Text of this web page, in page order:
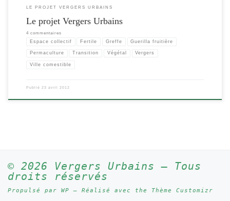
LE PROJET VERGERS URBAINS
Le projet Vergers Urbains
4 commentaires
Espace collectif Fertile Greffe Guerilla fruitière
Permaculture Transition Végétal Vergers
Ville comestible
Publié 23 avril 2012
© 2026 Vergers Urbains – Tous
droits réservés
Propulsé par WP – Réalisé avec the Thème Customizr